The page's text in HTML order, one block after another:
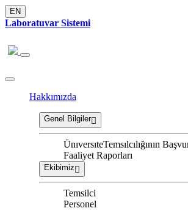
EN
Laboratuvar Sistemi
Hakkımızda
Genel Bilgiler
ÜnıversıteTemsılcılığının
Faaliyet Raporları
Ekibimiz
Temsilci
Personel